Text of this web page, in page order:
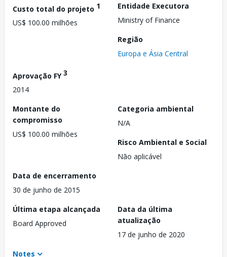
Custo total do projeto 1
US$ 100.00 milhões
Entidade Executora
Ministry of Finance
Região
Europa e Ásia Central
Aprovação FY3
2014
Montante do
compromisso
US$ 100.00 milhões
Categoria ambiental
N/A
Risco Ambiental e Social
Não aplicável
Data de encerramento
30 de junho de 2015
Última etapa alcançada
Board Approved
Data da última
atualização
17 de junho de 2020
Notes